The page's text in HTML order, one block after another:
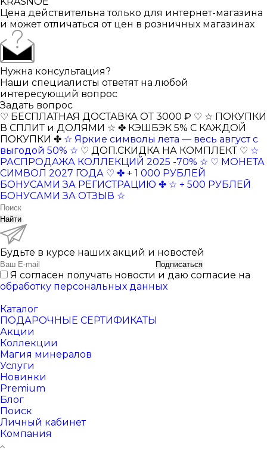
Цена действительна только для интернет-магазина
и может отличаться от цен в розничных магазинах
Нужна консультация?
Наши специалисты ответят на любой
интересующий вопрос
Задать вопрос
♡ БЕСПЛАТНАЯ ДОСТАВКА ОТ 3000 ₽ ♡ ☆ ПОКУПКИ
В СПЛИТ и ДОЛЯМИ ☆ ✤ КЭШБЭК 5% С КАЖДОЙ
ПОКУПКИ ✤ ☆ Яркие символы лета — весь август с
выгодой 50% ☆ ♡ ДОП.СКИДКА НА КОМПЛЕКТ ♡ ☆
РАСПРОДАЖА КОЛЛЕКЦИЙ 2025 -70% ☆ ♡ МОНЕТА
СИМВОЛ 2027 ГОДА ♡ ✤ + 1 000 РУБЛЕЙ
БОНУСАМИ ЗА РЕГИСТРАЦИЮ ✤ ☆ + 500 РУБЛЕЙ
БОНУСАМИ ЗА ОТЗЫВ ☆
Найти
Будьте в курсе наших акций и новостей
Подписаться
Я согласен получать новости и даю согласие на
обработку персональных данных
Каталог
ПОДАРОЧНЫЕ СЕРТИФИКАТЫ
Акции
Коллекции
Магия минералов
Услуги
Новинки
Premium
Блог
Поиск
Личный кабинет
Компания